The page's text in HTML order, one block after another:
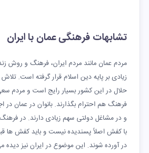
تشابهات فرهنگی عمان با ایران
مردم عمان مانند مردم ایران، فرهنگ و روش
زیادی بر پایه دین اسلام قرار گرفته است.
حلال در این کشور بسیار رایج است و مردم
فرهنگ هم احترام بگذارند. بانوان در عمان در
و در مشاغل دولتی سهم زیادی دارند. در
با کفش اصلاً پسندیده نیست و باید کفش ها
در آورده شوند. این موضوع در ایران نیز